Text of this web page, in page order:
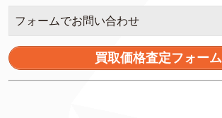
フォームでお問い合わせ
買取価格査定フォーム